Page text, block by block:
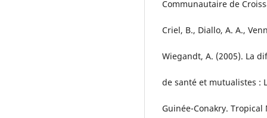
Communautaire de
Criel, B., Diallo, A. A.,
Wiegandt, A. (2005). La
de santé et mutualistes :
Guinée-Conakry.